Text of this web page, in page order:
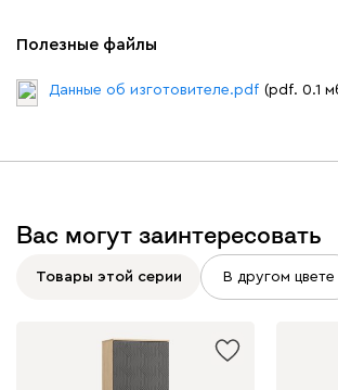
Полезные файлы
Данные об изготовителе.pdf (pdf. 0.1
Вас могут заинтересовать
Товары этой серии В другом цвете